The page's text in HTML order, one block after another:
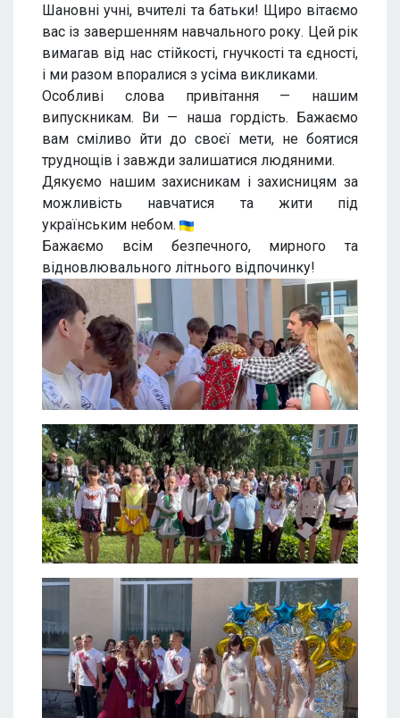
Шановні учні, вчителі та батьки! Щиро вітаємо
вас із завершенням навчального року. Цей рік
вимагав від нас стійкості, гнучкості та єдності,
і ми разом впоралися з усіма викликами.
Особливі слова привітання — нашим
випускникам. Ви — наша гордість. Бажаємо
вам сміливо йти до своєї мети, не боятися
труднощів і завжди залишатися людяними.
Дякуємо нашим захисникам і захисницям за
можливість навчатися та жити під
українським небом.
Бажаємо всім безпечного, мирного та
відновлювального літнього відпочинку!